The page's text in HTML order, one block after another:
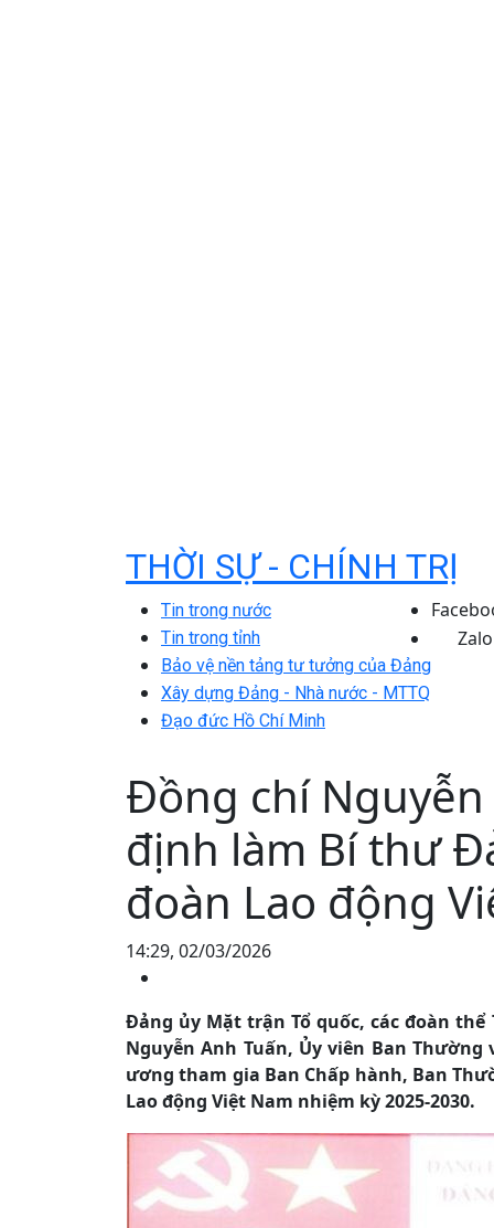
THỜI SỰ - CHÍNH TRỊ
Tin trong nước
Tin trong tỉnh
Bảo vệ nền tảng tư tưởng của Đảng
Xây dựng Đảng - Nhà nước - MTTQ
Đạo đức Hồ Chí Minh
Zalo
Đồng chí
định làm Bí thư
đoàn Lao động
14:29, 02/03/2026
Đảng ủy Mặt trận Tổ quốc, các đoàn
Nguyễn Anh Tuấn, Ủy viên Ban
ương tham gia Ban Chấp hành, Ban
Lao động Việt Nam nhiệm kỳ 2025-2030.